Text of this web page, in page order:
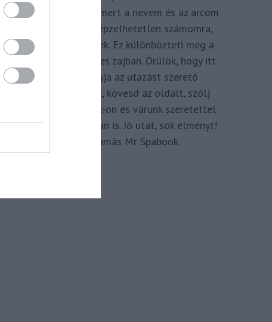
megkomponálva, mert a nevem és az arcom
adom hozzá. Elképzelhetetlen számomra,
hogy ne így tegyek. Ez különbözteti meg a
Spabook-ot a netes zajban. Örülök, hogy itt
vagy, légy tagja az utazást szerető
Közösségünknek, kövesd az oldalt, szólj
hozzá a Facebook-on és várunk szeretettel
zárt csoportunkban is. Jó utat, sok élményt!
Kassay Tamás Mr Spabook